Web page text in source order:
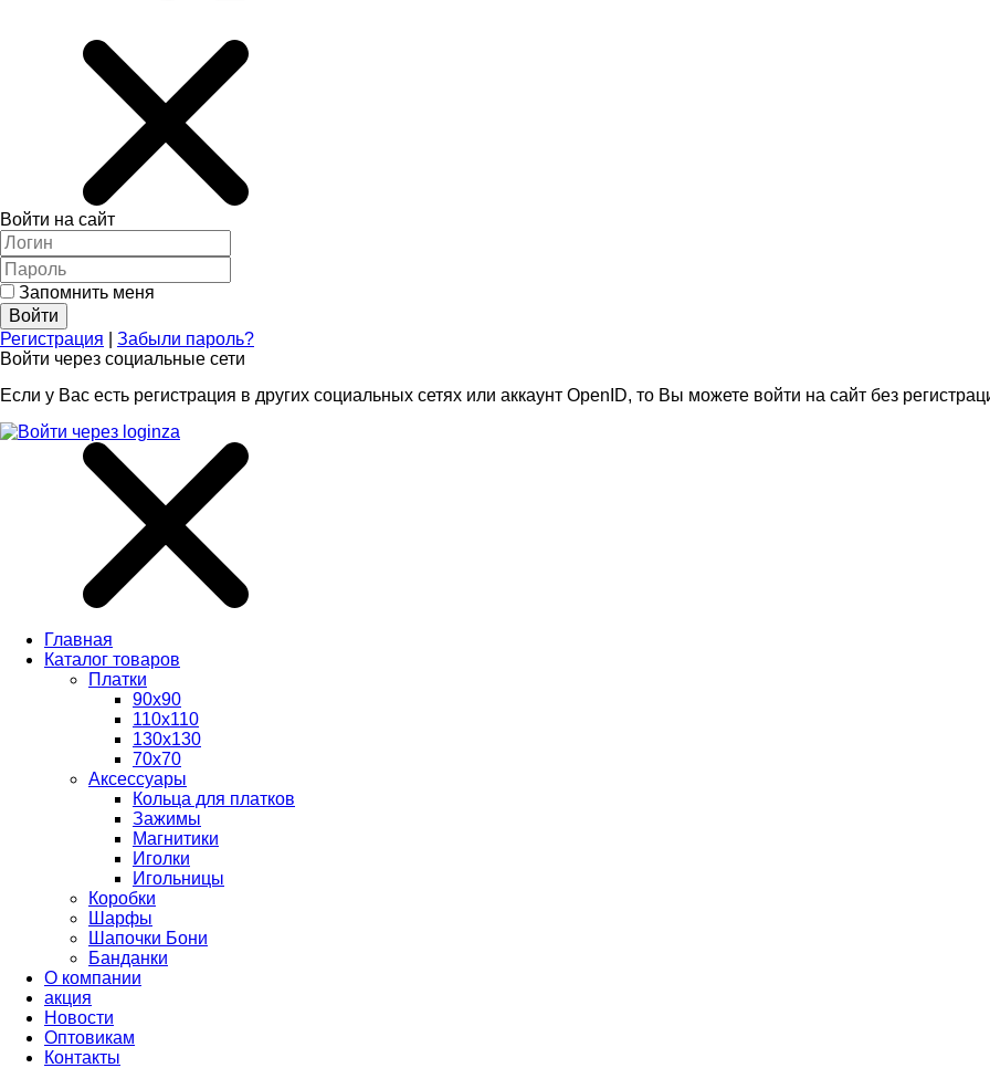
Войти на сайт
Запомнить меня
Регистрация
Забыли пароль?
Войти через социальные сети
Если у Вас есть регистрация в других социальных сетях или аккаунт OpenID, то Вы можете войти на сайт без
Главная
Каталог товаров
Платки
90x90
110x110
130x130
70х70
Аксессуары
Кольца для платков
Зажимы
Магнитики
Иголки
Игольницы
Коробки
Шарфы
Шапочки Бони
Банданки
О компании
акция
Новости
Оптовикам
Контакты